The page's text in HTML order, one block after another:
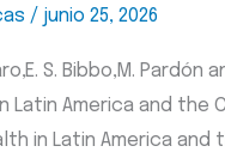
/ junio 25, 2026
S. Bibbo,M.
America and the
in Latin America and